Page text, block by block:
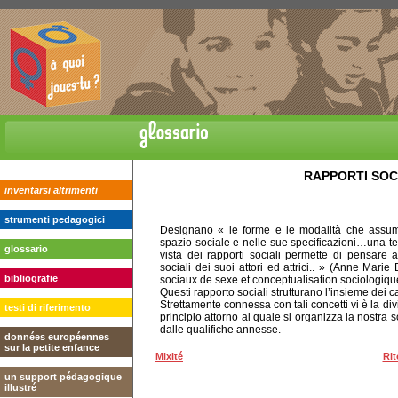
inventarsi altrimenti
strumenti pedagogici
glossario
bibliografie
testi di riferimento
données européennes
sur la petite enfance
un support pédagogique
illustré
RAPPORTI
Designano « le forme e le modalità che
spazio sociale e nelle sue specificazioni…una
vista dei rapporti sociali permette di pensare
sociali dei suoi attori ed attrici.. » (Anne Marie
sociaux de sexe et conceptualisation
Questi rapporto sociali strutturano l’insieme dei
Strettamente connessa con tali concetti vi è la
principio attorno al quale si organizza la nostra
dalle qualifiche annesse.
Mixité